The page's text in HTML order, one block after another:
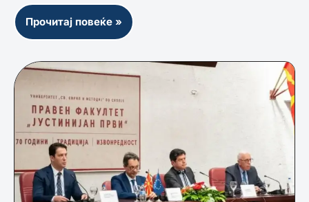
Прочитај повеќе »